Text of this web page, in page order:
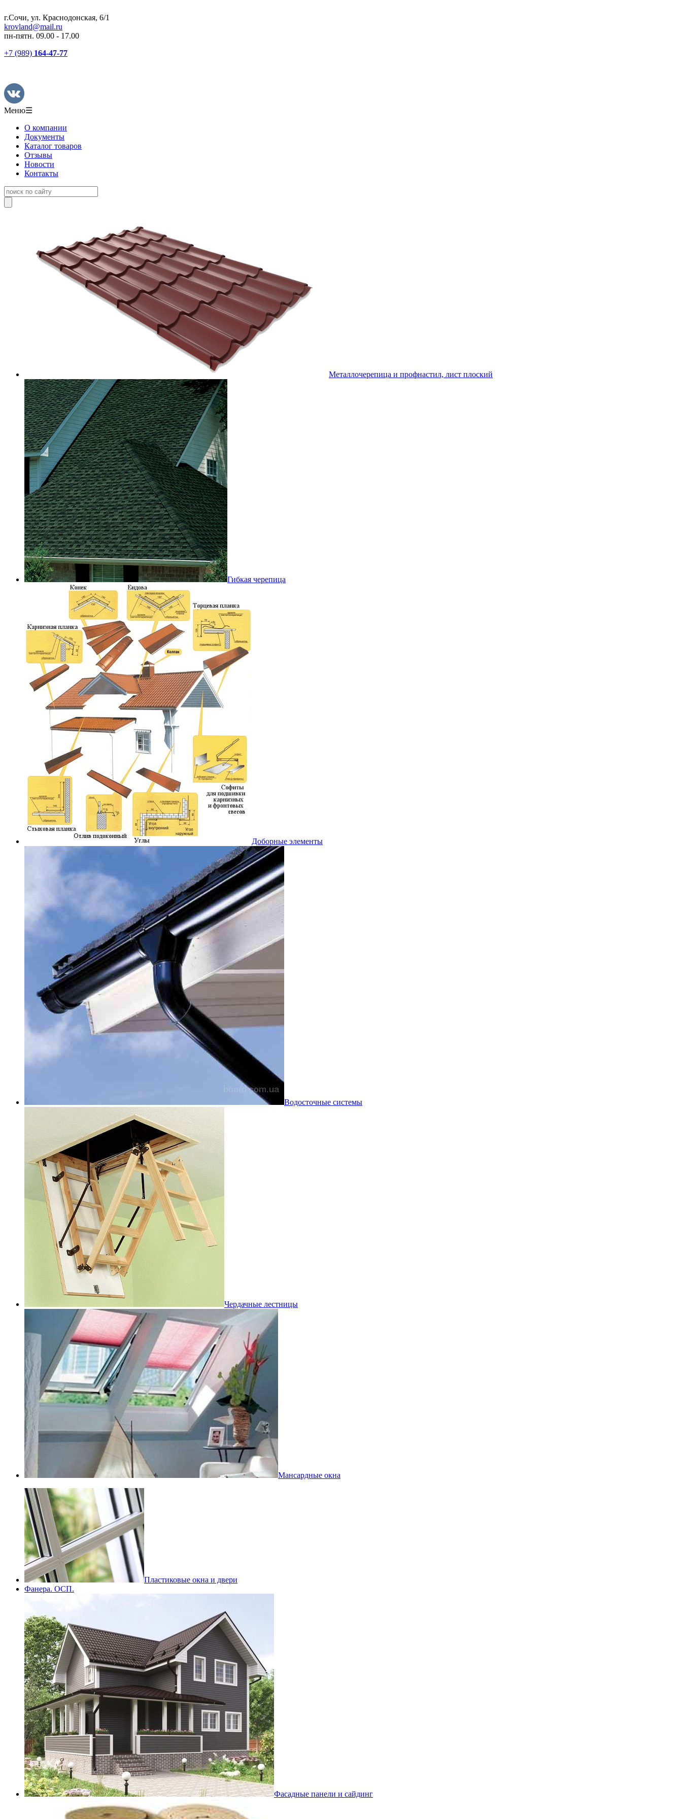
г.Сочи, ул. Краснодонская, 6/1
krovland@mail.ru
пн-пятн. 09.00 - 17.00
+7 (989) 164-47-77
Меню☰
О компании
Документы
Каталог товаров
Отзывы
Новости
Контакты
Металлочерепица и профнастил, лист плоский
Гибкая черепица
Доборные элементы
Водосточные системы
Чердачные лестницы
Мансардные окна
Пластиковые окна и двери
Фанера. ОСП.
Фасадные панели и сайдинг